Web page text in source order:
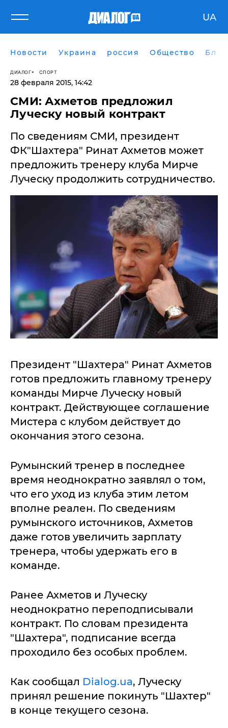
UA
Новости Украина россия Общество
ДИАЛОГ СПОРТ
28 февраля 2015, 14:42
СМИ: Ахметов предложил
Луческу новый контракт
По сведениям СМИ, президент
ФК"Шахтера" Ринат Ахметов может
предложить тренеру клуба Мирче
Луческу продолжить сотрудничество.
Президент "Шахтера" Ринат Ахметов
готов предложить главному тренеру
команды Мирче Луческу новый
контракт. Действующее соглашение
Мистера с клубом действует до
окончания этого сезона.
Румынский тренер в последнее
время неоднократно заявлял о том,
что его уход из клуба этим летом
вполне реален. По сведениям
румынского источников, Ахметов
даже готов увеличить зарплату
тренера, чтобы удержать его в
команде.
Ранее Ахметов и Луческу
неоднократно переподписывали
контракт. По словам президента
"Шахтера", подписание всегда
проходило без особых проблем.
Как сообщал Dialog.uа, Луческу
принял решение покинуть "Шахтер"
в конце текущего сезона.